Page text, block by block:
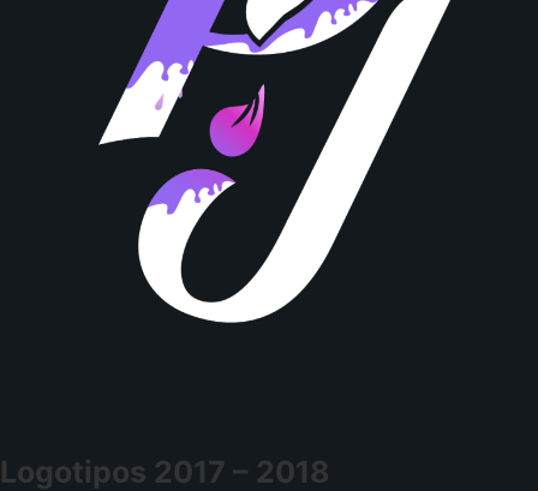
Logotipos 2017 – 2018